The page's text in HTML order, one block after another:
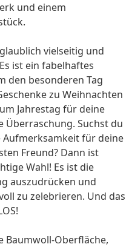
und einem
vielseitig und
ist ein fabelhaftes
den besonderen Tag
zu Weihnachten
Jahrestag für deine
Überraschung. Suchst du
für deine
Freund? Dann ist
Wahl! Es ist die
auszudrücken und
zu zelebrieren. Und das
Baumwoll-Oberfläche,